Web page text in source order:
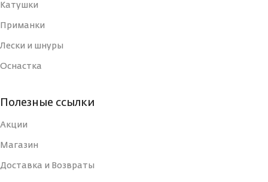
МАТЕРИАЛ
КОЛИЧЕСТВО КОЛЕЦ
КОЛИЧЕСТВО СЕКЦИЙ
Катушки
Приманки
Лески и шнуры
Оснастка
Полезные ссылки
Акции
Магазин
Доставка и Возвраты